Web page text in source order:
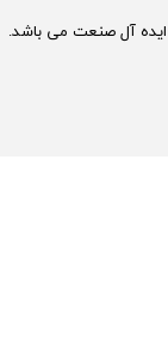
ایده آل صنعت می باشد.